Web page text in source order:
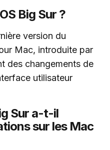
Big Sur ?
version du
Mac, introduite par
des changements de
utilisateur
Sur a-t-il
sur les Mac